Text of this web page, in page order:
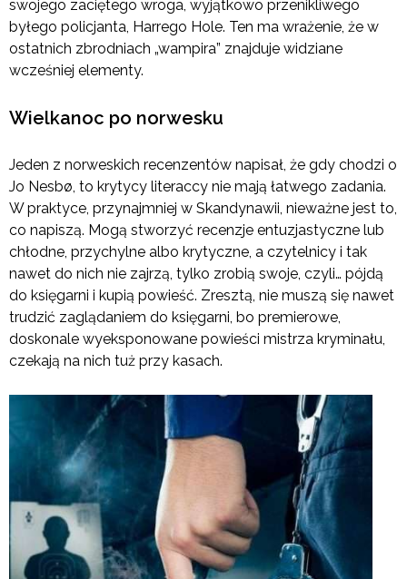
swojego zaciętego wroga, wyjątkowo przenikliwego
byłego policjanta, Harrego Hole. Ten ma wrażenie, że w
ostatnich zbrodniach „wampira” znajduje widziane
wcześniej elementy.
Wielkanoc po norwesku
Jeden z norweskich recenzentów napisał, że gdy chodzi o
Jo Nesbø, to krytycy literaccy nie mają łatwego zadania.
W praktyce, przynajmniej w Skandynawii, nieważne jest to,
co napiszą. Mogą stworzyć recenzje entuzjastyczne lub
chłodne, przychylne albo krytyczne, a czytelnicy i tak
nawet do nich nie zajrzą, tylko zrobią swoje, czyli… pójdą
do księgarni i kupią powieść. Zresztą, nie muszą się nawet
trudzić zaglądaniem do księgarni, bo premierowe,
doskonale wyeksponowane powieści mistrza kryminału,
czekają na nich tuż przy kasach.